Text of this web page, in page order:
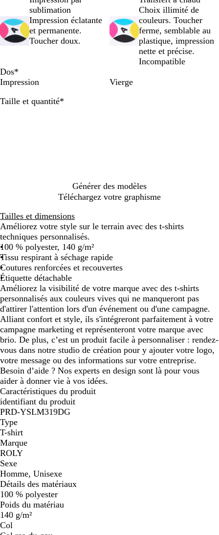
i
q
o
e
a
l
u
o
n
n
f
o
n
n
e
u
o
sublimation
Impression éclatante
et permanente.
Toucher doux.
Choix illimité de
couleurs. Toucher
ferme, semblable au
plastique, impression
nette et précise.
Incompatible
Dos*
Impression
Vierge
Taille et quantité*
Générer des modèles
Téléchargez votre graphisme
Tailles et dimensions
Améliorez votre style sur le terrain avec des t-shirts
techniques personnalisés.
100 % polyester, 140 g/m²
Tissu respirant à séchage rapide
Coutures renforcées et recouvertes
Étiquette détachable
Améliorez la visibilité de votre marque avec des t-shirts
personnalisés aux couleurs vives qui ne manqueront pas
d'attirer l'attention lors d'un événement ou d'une campagne.
Alliant confort et style, ils s'intégreront parfaitement à votre
campagne marketing et représenteront votre marque avec
brio. De plus, c’est un produit facile à personnaliser : rendez-
vous dans notre studio de création pour y ajouter votre logo,
votre message ou des informations sur votre entreprise.
Besoin d’aide ? Nos experts en design sont là pour vous
aider à donner vie à vos idées.
Caractéristiques du produit
identifiant du produit
PRD-YSLM319DG
Type
T-shirt
Marque
ROLY
Sexe
Homme, Unisexe
Détails des matériaux
100 % polyester
Poids du matériau
140 g/m²
Col